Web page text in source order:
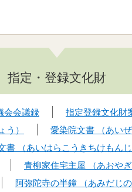
指定・登録文化財
会会議録 指定登録文化財
う）
愛染院文書 （あい
書 （あいはらこうきちけもんじ
青柳家住宅主屋 （あおや
阿弥陀寺の半鐘 （あみだじの